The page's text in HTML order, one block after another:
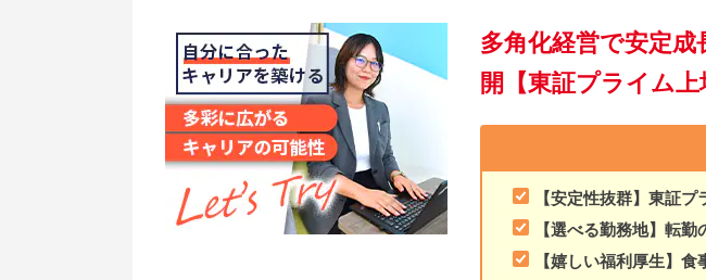
多角化経営で安定
開【東証プライム上
【安定性抜群】東証
【選べる勤務地】転勤
【嬉しい福利厚生】